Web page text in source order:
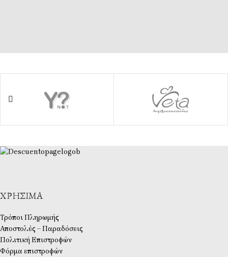
ΧΡΉΣΙΜΑ
Τρόποι Πληρωμής
Αποστολές – Παραδόσεις
Πολιτική Επιστροφών
Φόρμα επιστροφών